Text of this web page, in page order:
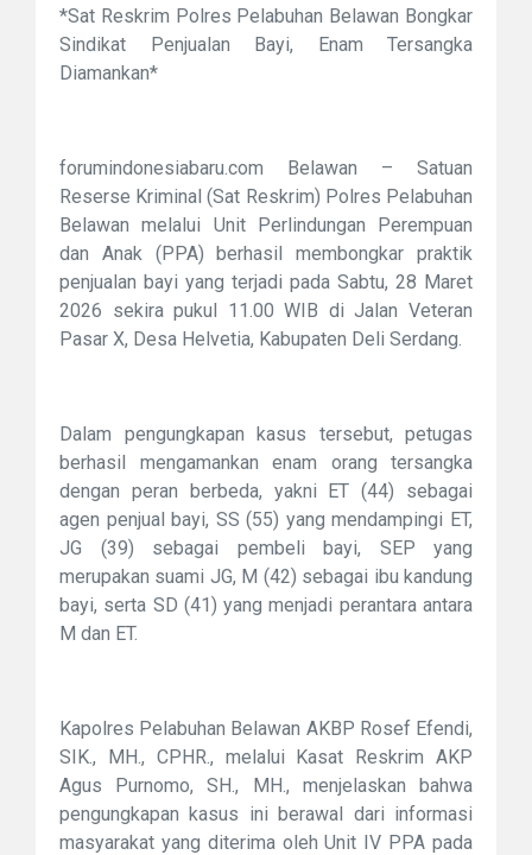
*Sat Reskrim Polres Pelabuhan Belawan Bongkar
Sindikat Penjualan Bayi, Enam Tersangka
Diamankan*
forumindonesiabaru.com Belawan – Satuan
Reserse Kriminal (Sat Reskrim) Polres Pelabuhan
Belawan melalui Unit Perlindungan Perempuan
dan Anak (PPA) berhasil membongkar praktik
penjualan bayi yang terjadi pada Sabtu, 28 Maret
2026 sekira pukul 11.00 WIB di Jalan Veteran
Pasar X, Desa Helvetia, Kabupaten Deli Serdang.
Dalam pengungkapan kasus tersebut, petugas
berhasil mengamankan enam orang tersangka
dengan peran berbeda, yakni ET (44) sebagai
agen penjual bayi, SS (55) yang mendampingi ET,
JG (39) sebagai pembeli bayi, SEP yang
merupakan suami JG, M (42) sebagai ibu kandung
bayi, serta SD (41) yang menjadi perantara antara
M dan ET.
Kapolres Pelabuhan Belawan AKBP Rosef Efendi,
SIK., MH., CPHR., melalui Kasat Reskrim AKP
Agus Purnomo, SH., MH., menjelaskan bahwa
pengungkapan kasus ini berawal dari informasi
masyarakat yang diterima oleh Unit IV PPA pada